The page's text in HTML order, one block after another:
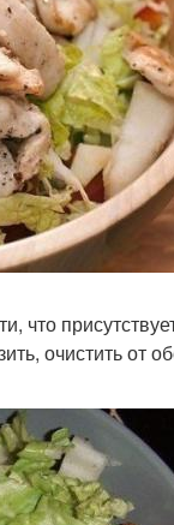
что
очистить от